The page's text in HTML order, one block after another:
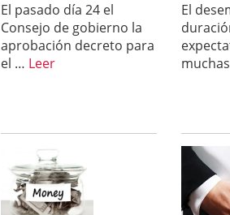
Cinco unicornios
2026/02/08
El pasado día 24 el
Consejo de gobierno la
aprobación decreto para
el … Leer
El